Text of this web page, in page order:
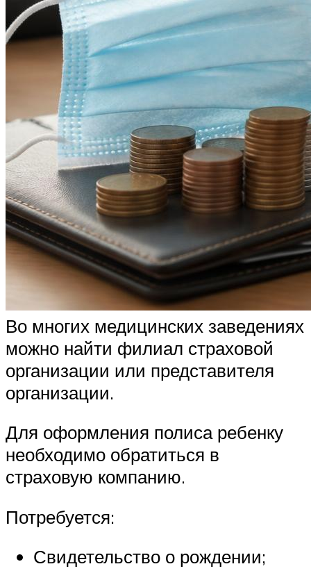
Во многих медицинских заведениях
можно найти филиал страховой
организации или представителя
организации.
Для оформления полиса ребенку
необходимо обратиться в
страховую компанию.
Потребуется:
Свидетельство о рождении;